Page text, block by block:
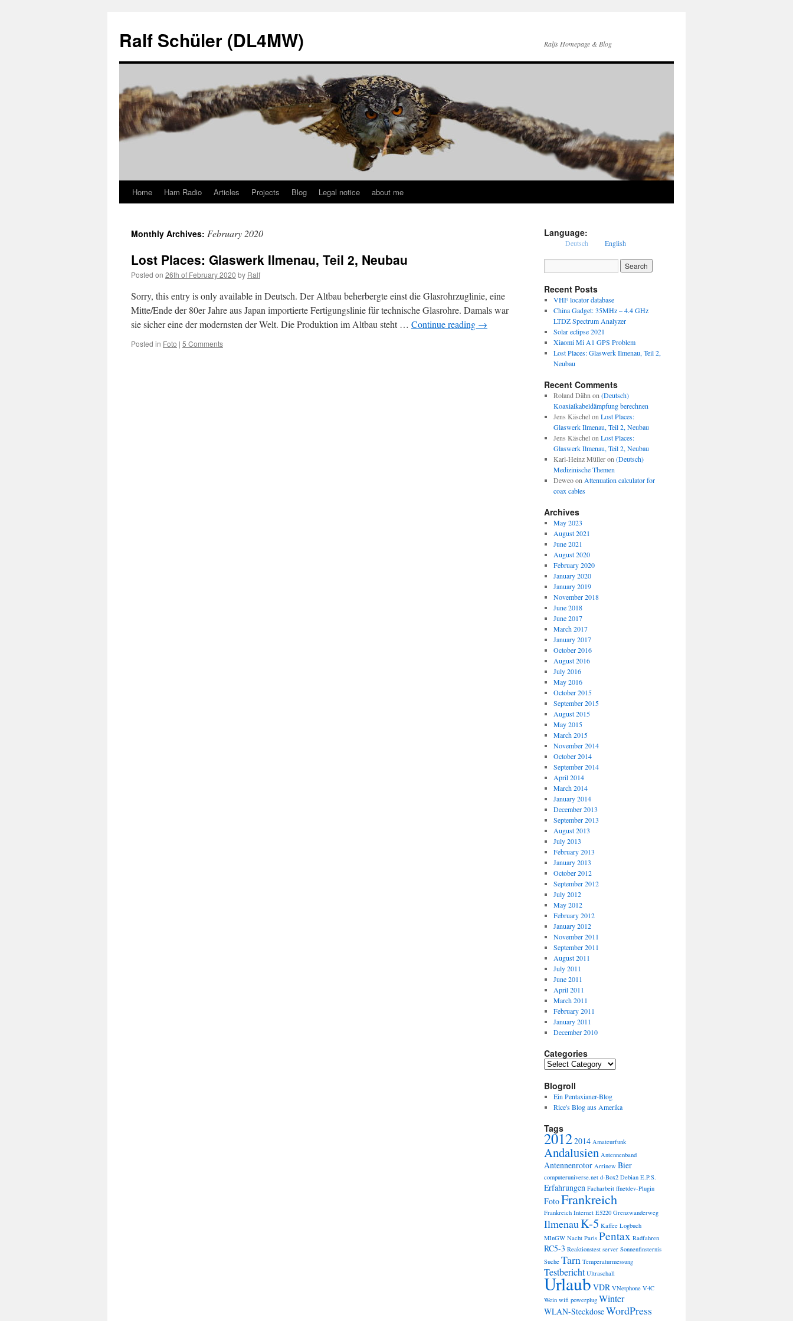
content
Ralf Schüler (DL4MW) Ralfs Homepage & Blog
Home Ham Radio Articles Projects Blog Legal notice about me
Monthly Archives: February 2020
Lost Places: Glaswerk Ilmenau, Teil 2, Neubau
Posted on 26th of February 2020 by Ralf
Sorry, this entry is only available in Deutsch. Der Altbau beherbergte einst die Glasrohrzuglinie, eine
Mitte/Ende der 80er Jahre aus Japan importierte Fertigungslinie für technische Glasrohre. Damals war
sie sicher eine der modernsten der Welt. Die Produktion im Altbau steht … Continue reading →
Posted in Foto | 5 Comments
Language:
Deutsch English
Recent Posts
VHF locator database
China Gadget: 35MHz – 4.4 GHz
LTDZ Spectrum Analyzer
Solar eclipse 2021
Xiaomi Mi A1 GPS Problem
Lost Places: Glaswerk Ilmenau, Teil 2,
Neubau
Recent Comments
Roland Dähn on (Deutsch)
Koaxialkabeldämpfung berechnen
Jens Käschelon Lost Places:
Glaswerk Ilmenau, Teil 2, Neubau
Jens Käschelon Lost Places:
Glaswerk Ilmenau, Teil 2, Neubau
Karl-Heinz Mülleron (Deutsch)
Medizinische Themen
Deweoon Attenuation calculator for
coax cables
Archives
May 2023
August 2021
June 2021
August 2020
February 2020
January 2020
January 2019
November 2018
June 2018
June 2017
March 2017
January 2017
October 2016
August 2016
July 2016
May 2016
October 2015
September 2015
August 2015
May 2015
March 2015
November 2014
October 2014
September 2014
April 2014
March 2014
January 2014
December 2013
September 2013
August 2013
July 2013
February 2013
January 2013
October 2012
September 2012
July 2012
May 2012
February 2012
January 2012
November 2011
September 2011
August 2011
July 2011
June 2011
April 2011
March 2011
February 2011
January 2011
December 2010
Categories
Categories
Blogroll
Ein Pentaxianer-Blog
Rice's Blog aus Amerika
Tags
20122014 Amateurfunk
Andalusien Antennenband
Antennenrotor Arrinew Bier
computeruniverse.net d-Box2 Debian E.P.S.
Erfahrungen Facharbeit ffnetdev-Plugin
FotoFrankreich
Frankreich Internet E5220 Grenzwanderweg
IlmenauK-5 Kaffee Logbuch
MInGW Nacht Paris Pentax Radfahren
RC5-3 Reaktionstest server Sonnenfinsternis
Suche Tarn Temperaturmessung
Testbericht Ultraschall
Urlaub VDR VNetphone V4C
Wein wifi powerplug Winter
WLAN-SteckdoseWordPress